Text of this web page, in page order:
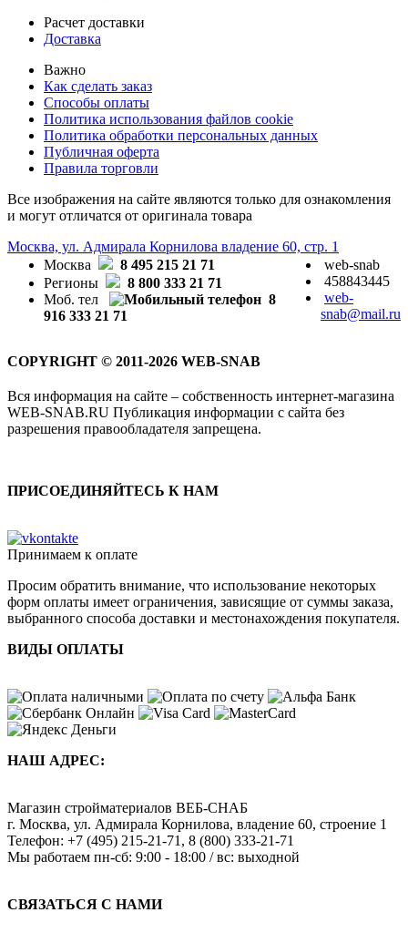
Расчет доставки
Доставка
Важно
Как сделать заказ
Способы оплаты
Политика использования файлов cookie
Политика обработки персональных данных
Публичная оферта
Правила торговли
Все изображения на сайте являются только для ознакомления
и могут отличатся от оригинала товара
Москва, ул. Адмирала Корнилова владение 60, стр. 1
Москва
8 495 215 21 71
Регионы
8 800 333 21 71
Моб. тел
8
916 333 21 71
web-snab
458843445
web-
snab@mail.ru
COPYRIGHT © 2011-2026 WEB-SNAB
Вся информация на сайте – собственность интернет-магазина
WEB-SNAB.RU Публикация информации с сайта без
разрешения правообладателя запрещена.
ПРИСОЕДИНЯЙТЕСЬ К НАМ
Принимаем к оплате
Просим обратить внимание, что использование некоторых
форм оплаты имеет ограничения, зависящие от суммы заказа,
выбранного способа доставки и местонахождения покупателя.
ВИДЫ ОПЛАТЫ
НАШ АДРЕС:
Магазин стройматериалов ВЕБ-СНАБ
г. Москва, ул. Адмирала Корнилова, владение 60, строение 1
Телефон: +7 (495) 215-21-71 , 8 (800) 333-21-71
Мы работаем пн-сб: 9:00 - 18:00 / вс: выходной
СВЯЗАТЬСЯ С НАМИ